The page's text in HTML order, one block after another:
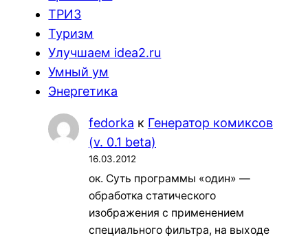
ТРИЗ
Туризм
Улучшаем idea2.ru
Умный ум
Энергетика
fedorka к Генератор комиксов
(v. 0.1 beta)
16.03.2012
ок. Суть программы «один» —
обработка статического
изображения с применением
специального фильтра, на выходе